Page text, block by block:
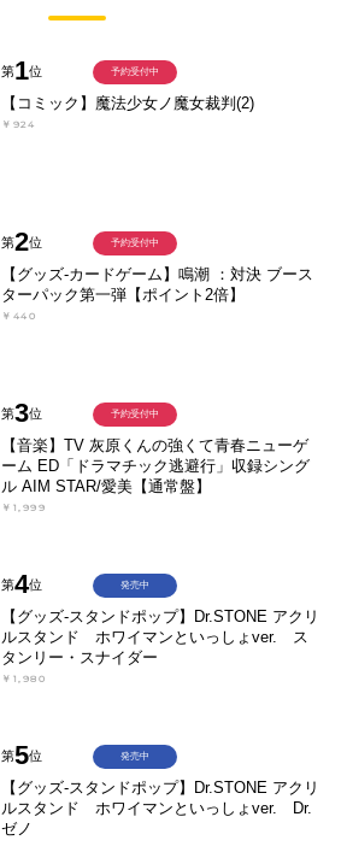
第1位
【コミック】魔法少女ノ魔女裁判(2)
￥924
予約受付中
第2位
【グッズ-カードゲーム】鳴潮 ：対決 ブース
ターパック第一弾【ポイント2倍】
￥440
予約受付中
第3位
【音楽】TV 灰原くんの強くて青春ニューゲ
ーム ED「ドラマチック逃避行」収録シング
ル AIM STAR/愛美【通常盤】
￥1,999
予約受付中
第4位
【グッズ-スタンドポップ】Dr.STONE アクリ
ルスタンド ホワイマンといっしょver. ス
タンリー・スナイダー
￥1,980
発売中
第5位
【グッズ-スタンドポップ】Dr.STONE アクリ
ルスタンド ホワイマンといっしょver. Dr.
ゼノ
発売中